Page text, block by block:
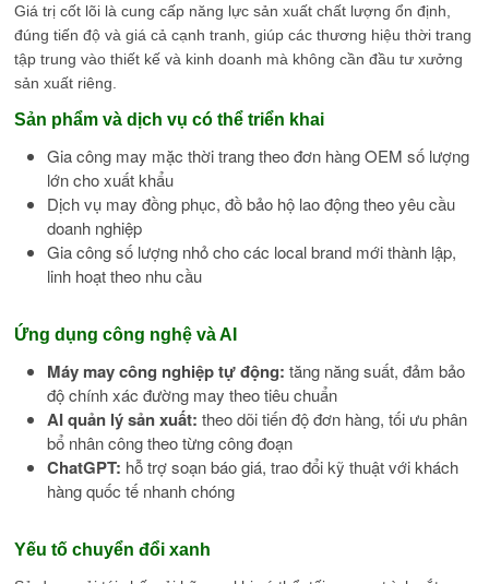
Giá trị cốt lõi là cung cấp năng lực sản xuất chất lượng ổn định,
đúng tiến độ và giá cả cạnh tranh, giúp các thương hiệu thời trang
tập trung vào thiết kế và kinh doanh mà không cần đầu tư xưởng
sản xuất riêng.
Sản phẩm và dịch vụ có thể triển khai
Gia công may mặc thời trang theo đơn hàng OEM số lượng
lớn cho xuất khẩu
Dịch vụ may đồng phục, đồ bảo hộ lao động theo yêu cầu
doanh nghiệp
Gia công số lượng nhỏ cho các local brand mới thành lập,
linh hoạt theo nhu cầu
Ứng dụng công nghệ và AI
Máy may công nghiệp tự động: tăng năng suất, đảm bảo
độ chính xác đường may theo tiêu chuẩn
AI quản lý sản xuất: theo dõi tiến độ đơn hàng, tối ưu phân
bổ nhân công theo từng công đoạn
ChatGPT: hỗ trợ soạn báo giá, trao đổi kỹ thuật với khách
hàng quốc tế nhanh chóng
Yếu tố chuyển đổi xanh